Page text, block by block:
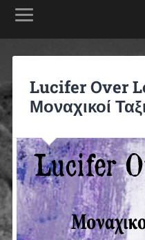
Lucifer Over
Μοναχικοί